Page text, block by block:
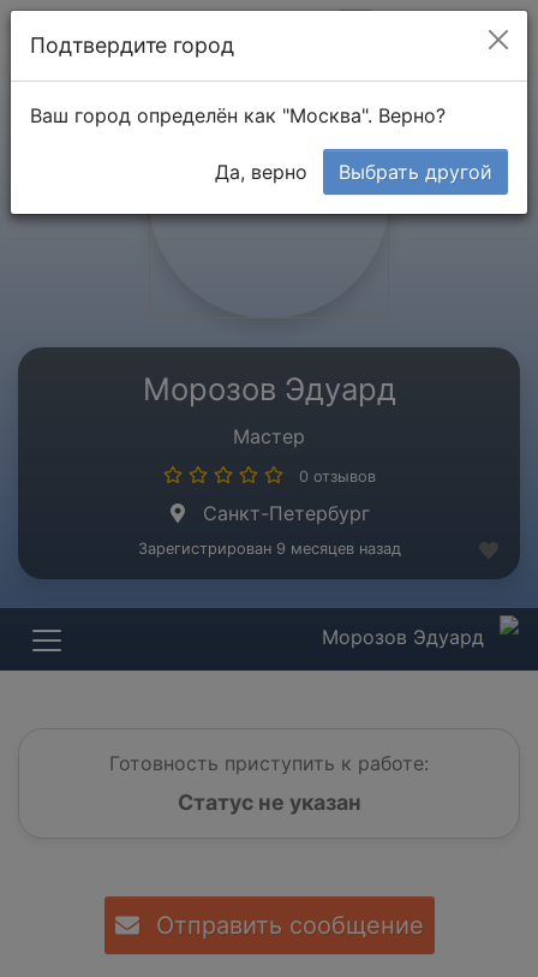
Морозов Эдуард
Мастер
0 отзывов
Санкт-Петербург
Зарегистрирован 9 месяцев назад
Морозов Эдуард
Готовность приступить к работе:
Статус не указан
Отправить сообщение
Подтвердите город
Ваш город определён как "Москва". Верно?
Да, верно Выбрать другой